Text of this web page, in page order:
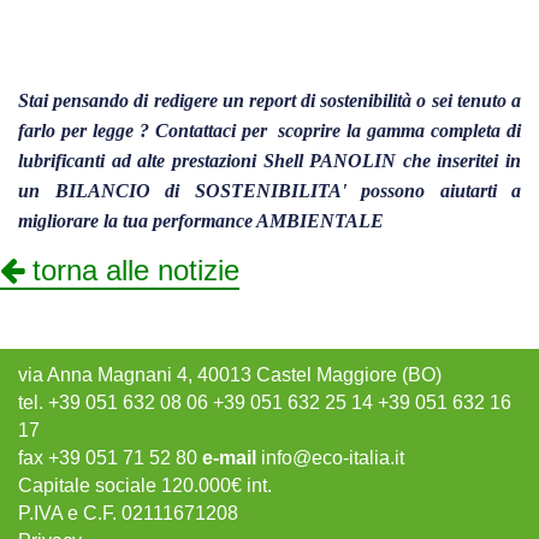
Stai pensando di redigere un report di sostenibilità o sei tenuto a
farlo per legge ? Contattaci per scoprire la gamma completa di
lubrificanti ad alte prestazioni Shell PANOLIN che inseritei in
un BILANCIO di SOSTENIBILITA' possono aiutarti a
migliorare la tua performance AMBIENTALE
torna alle notizie
via Anna Magnani 4, 40013 Castel Maggiore (BO)
tel. +39 051 632 08 06 +39 051 632 25 14 +39 051 632 16
17
fax +39 051 71 52 80 e-mail info@eco-italia.it
Capitale sociale 120.000€ int.
P.IVA e C.F. 02111671208